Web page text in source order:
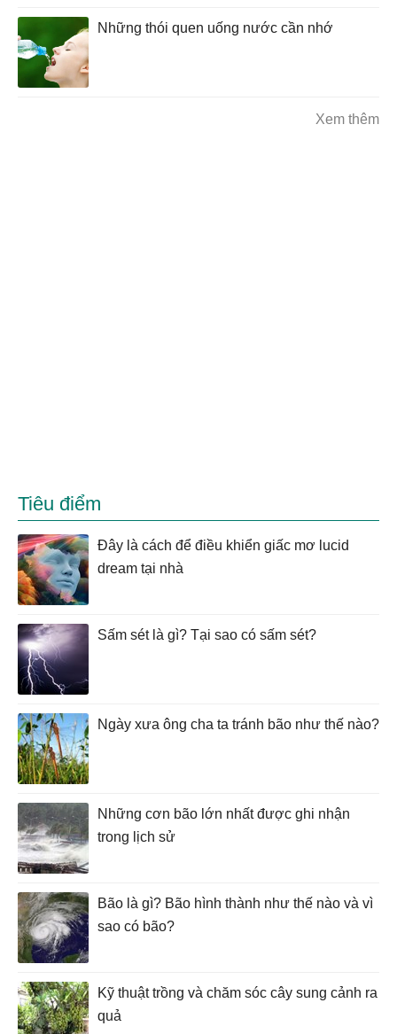
Những thói quen uống nước cần nhớ
Xem thêm
Tiêu điểm
Đây là cách để điều khiển giấc mơ lucid
dream tại nhà
Sấm sét là gì? Tại sao có sấm sét?
Ngày xưa ông cha ta tránh bão như thế nào?
Những cơn bão lớn nhất được ghi nhận
trong lịch sử
Bão là gì? Bão hình thành như thế nào và vì
sao có bão?
Kỹ thuật trồng và chăm sóc cây sung cảnh ra
quả